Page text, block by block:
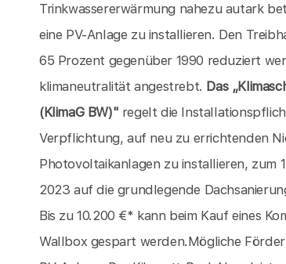
Trinkwassererwärmung nahezu autark
eine PV-Anlage zu installieren. Den
65 Prozent gegenüber 1990 reduziert
klimaneutralität angestrebt. Das
(KlimaG BW)" regelt die
Verpflichtung, auf neu zu errichtenden
Photovoltaikanlagen zu installieren, zum
2023 auf die grundlegende
Bis zu 10.200 €* kann beim Kauf eines
Wallbox gespart werden.Mögliche